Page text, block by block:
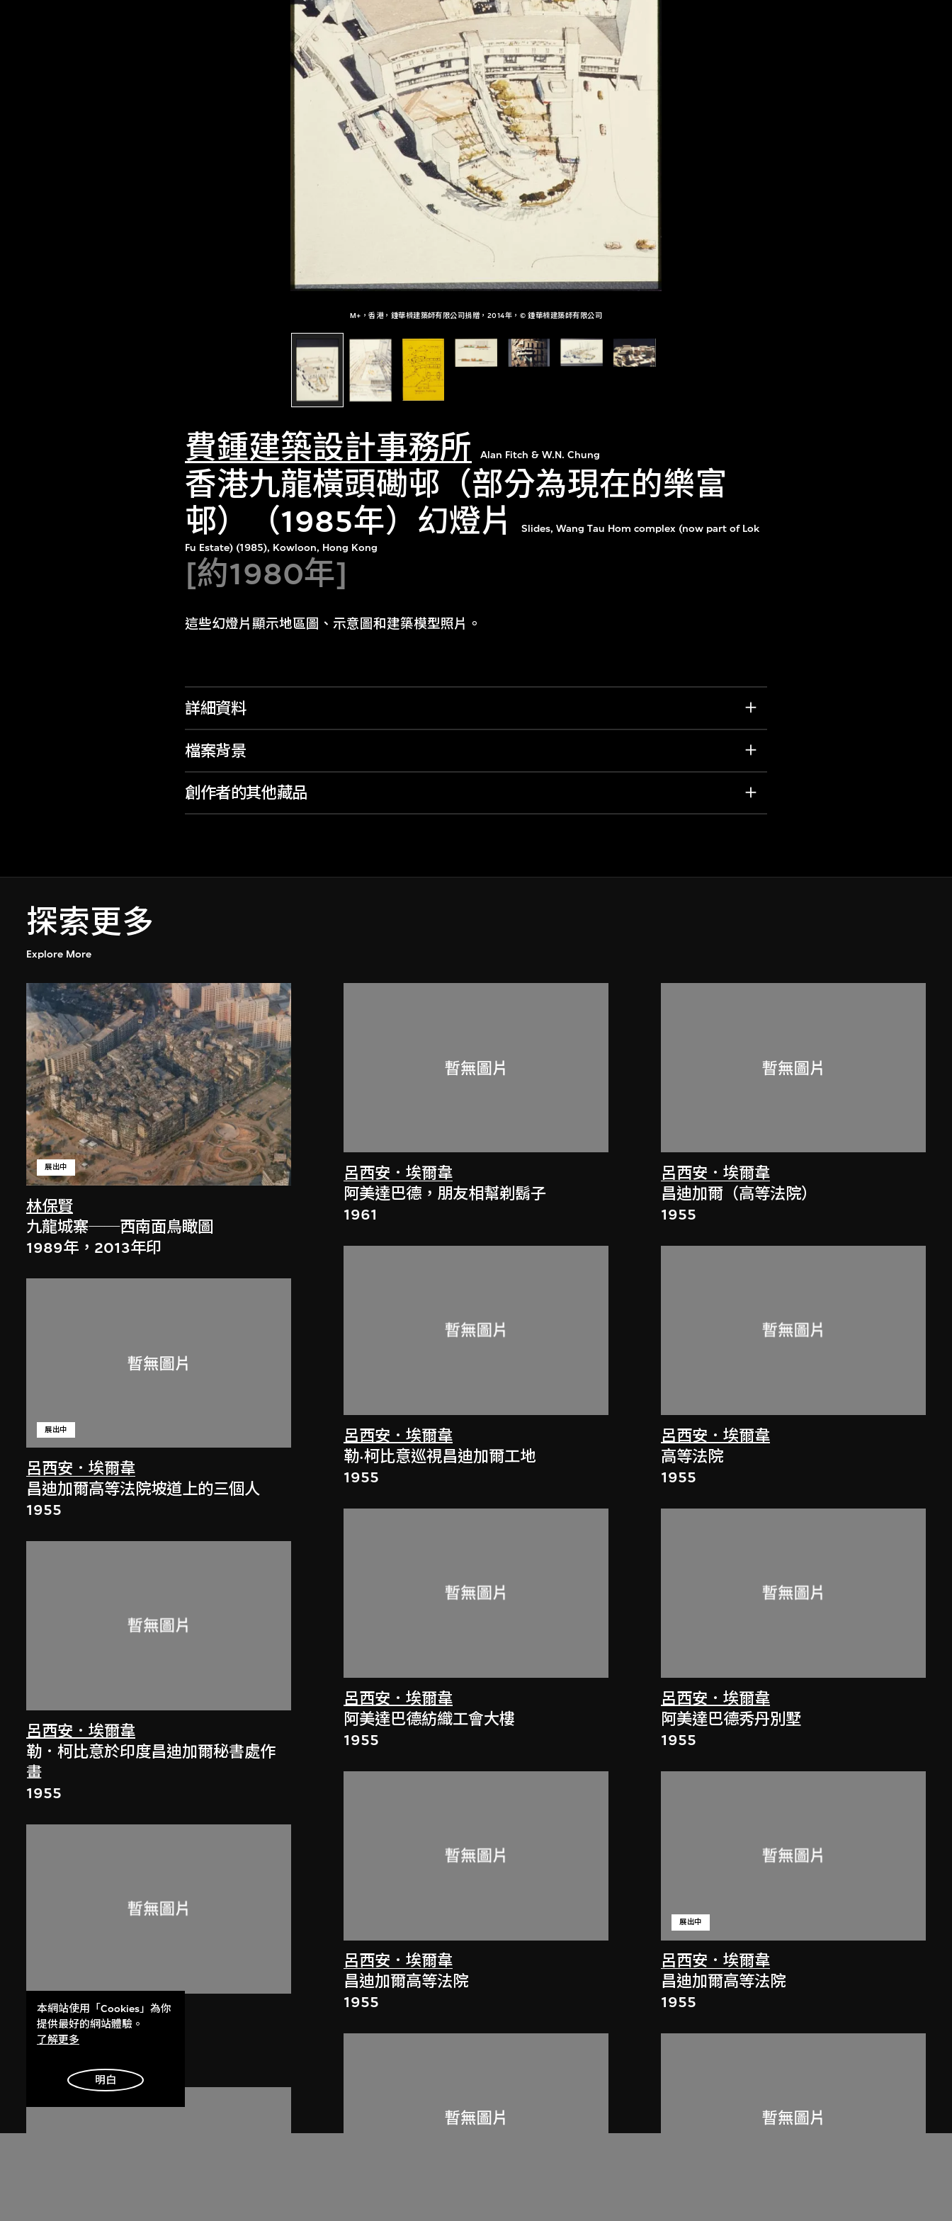
M+，香港，鍾華楠建築師有限公司捐贈，2014年，© 鍾華楠建築師有限公司
費鍾建築設計事務所 Alan Fitch & W.N. Chung
香港九龍橫頭磡邨（部分為現在的樂富
邨）（1985年）幻燈片
Slides, Wang Tau Hom complex (now part of Lok
Fu Estate) (1985), Kowloon, Hong Kong
[約1980年]
這些幻燈片顯示地區圖、示意圖和建築模型照片。
詳細資料
檔案背景
創作者的其他藏品
探索更多
Explore More
林保賢
展出中
九龍城寨──西南面鳥瞰圖
1989年，2013年印
呂西安．埃爾韋
展出中
昌迪加爾高等法院坡道上的三個人
1955
呂西安．埃爾韋
勒．柯比意於印度昌迪加爾秘書處作
畫
1955
呂西安．埃爾韋
昌迪加爾高等法院
呂西安．埃爾韋
阿美達巴德，朋友相幫剃鬍子
1961
呂西安．埃爾韋
勒·柯比意巡視昌迪加爾工地
1955
呂西安．埃爾韋
阿美達巴德紡織工會大樓
1955
呂西安．埃爾韋
昌迪加爾高等法院
1955
呂西安．埃爾韋
昌迪加爾（高等法院）
1955
呂西安．埃爾韋
高等法院
1955
呂西安．埃爾韋
阿美達巴德秀丹別墅
1955
呂西安．埃爾韋
展出中
昌迪加爾高等法院
1955
本網站使用「Cookies」為你
提供最好的網站體驗。
了解更多
明白